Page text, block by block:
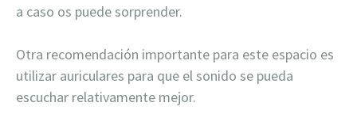
a caso os puede sorprender.
Otra recomendación importante para este espacio es
utilizar auriculares para que el sonido se pueda
escuchar relativamente mejor.